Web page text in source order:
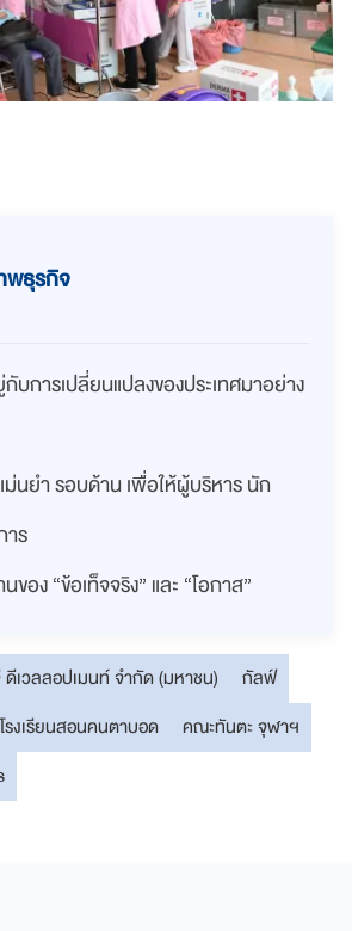
พธุรกิจ
บการเปลี่ยนแปลงของประเทศมาอย่าง
นยำ รอบด้าน เพื่อให้ผู้บริหาร นัก
ร
อง “ข้อเท็จจริง” และ “โอกาส”
เวลลอปเมนท์ จำกัด (มหาชน)
กัลฟ์
โรงเรียนสอนคนตาบอด
คณะทันตะ จุฬาฯ